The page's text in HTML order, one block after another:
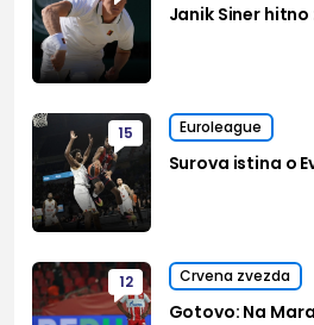
Janik Siner
15 Euroleague
Surova istina o
12 Crvena zvezda
Gotovo: Na